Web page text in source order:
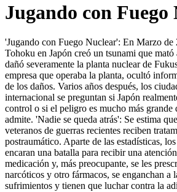
Jugando con Fuego
'Jugando con Fuego Nuclear': En Marzo de
Tohoku en Japón creó un tsunami que mató
dañó severamente la planta nuclear de
empresa que operaba la planta, ocultó
de los daños. Varios años después, los
internacional se preguntan si Japón
control o si el peligro es mucho más grande
admite. 'Nadie se queda atrás': Se estima
veteranos de guerras recientes reciben
postraumático. Aparte de las estadísticas,
encaran una batalla para recibir una
medicación y, más preocupante, se les
narcóticos y otro fármacos, se enganchan a
sufrimientos y tienen que luchar contra la